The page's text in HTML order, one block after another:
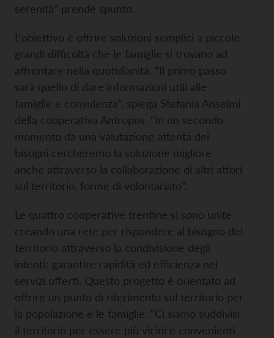
serenità” prende spunto.
L'obiettivo è offrire soluzioni semplici a piccole
grandi difficoltà che le famiglie si trovano ad
affrontare nella quotidianità. “Il primo passo
sarà quello di dare informazioni utili alle
famiglie e consulenza”, spiega Stefania Anselmi
della cooperativa Antropos. “In un secondo
momento da una valutazione attenta dei
bisogni cercheremo la soluzione migliore
anche attraverso la collaborazione di altri attori
sul territorio, forme di volontariato”.
Le quattro cooperative trentine si sono unite
creando una rete per rispondere al bisogno del
territorio attraverso la condivisione degli
intenti: garantire rapidità ed efficienza nei
servizi offerti. Questo progetto è orientato ad
offrire un punto di riferimento sul territorio per
la popolazione e le famiglie. “Ci siamo suddivisi
il territorio per essere più vicini e convenienti